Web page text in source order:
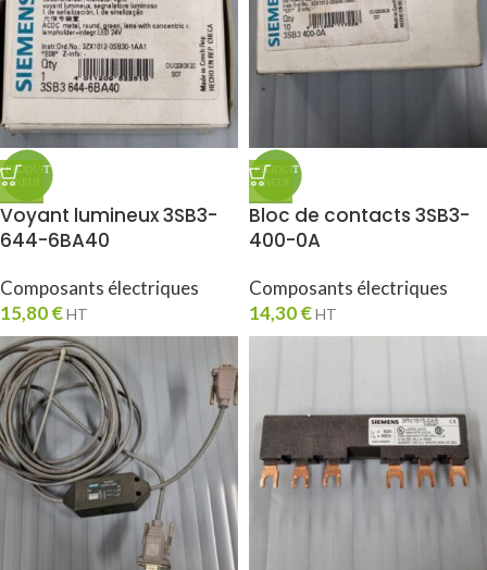
Voyant lumineux 3SB3-
644-6BA40
Composants électriques
15,80€HT
Bloc de contacts 3SB3-
400-0A
Composants électriques
14,30€HT